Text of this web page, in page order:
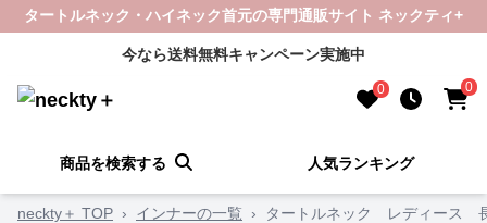
タートルネック・ハイネック首元の専門通販サイト ネックティ+
今なら送料無料キャンペーン実施中
0 0
商品を検索する 人気ランキング
neckty＋ TOP › インナーの一覧 › タートルネック レディース